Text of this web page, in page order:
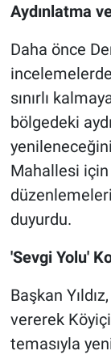
Aydınlatma
Daha önce
sınırlı
bölgedeki
Mahallesi için
duyurdu.
'Sevgi Yolu'
Başkan
vererek
temasıyla